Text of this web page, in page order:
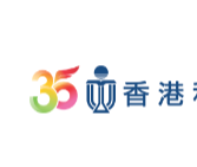
main
content